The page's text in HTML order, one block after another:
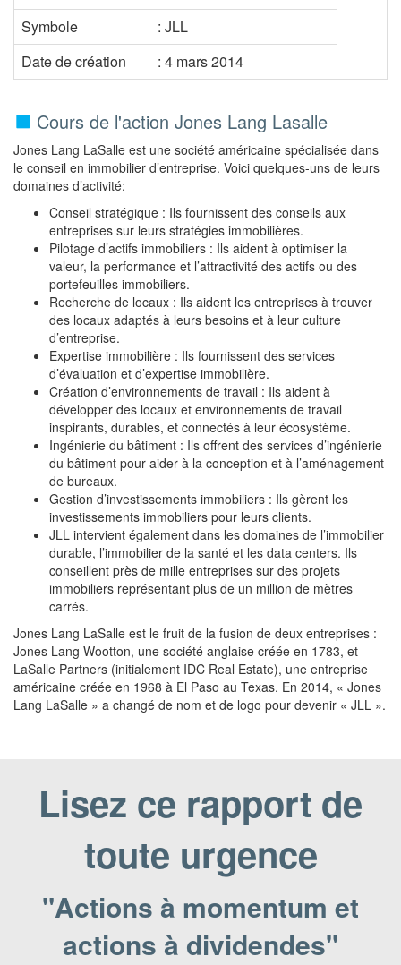
Symbole
: JLL
Date de création
: 4 mars 2014
Cours de l'action Jones Lang Lasalle
Jones Lang LaSalle est une société américaine spécialisée dans
le conseil en immobilier d’entreprise. Voici quelques-uns de leurs
domaines d’activité:
Conseil stratégique : Ils fournissent des conseils aux
entreprises sur leurs stratégies immobilières.
Pilotage d’actifs immobiliers : Ils aident à optimiser la
valeur, la performance et l’attractivité des actifs ou des
portefeuilles immobiliers.
Recherche de locaux : Ils aident les entreprises à trouver
des locaux adaptés à leurs besoins et à leur culture
d’entreprise.
Expertise immobilière : Ils fournissent des services
d’évaluation et d’expertise immobilière.
Création d’environnements de travail : Ils aident à
développer des locaux et environnements de travail
inspirants, durables, et connectés à leur écosystème.
Ingénierie du bâtiment : Ils offrent des services d’ingénierie
du bâtiment pour aider à la conception et à l’aménagement
de bureaux.
Gestion d’investissements immobiliers : Ils gèrent les
investissements immobiliers pour leurs clients.
JLL intervient également dans les domaines de l’immobilier
durable, l’immobilier de la santé et les data centers. Ils
conseillent près de mille entreprises sur des projets
immobiliers représentant plus de un million de mètres
carrés.
Jones Lang LaSalle est le fruit de la fusion de deux entreprises :
Jones Lang Wootton, une société anglaise créée en 1783, et
LaSalle Partners (initialement IDC Real Estate), une entreprise
américaine créée en 1968 à El Paso au Texas. En 2014, « Jones
Lang LaSalle » a changé de nom et de logo pour devenir « JLL ».
Lisez ce rapport de
toute urgence
"Actions à momentum et
actions à dividendes"